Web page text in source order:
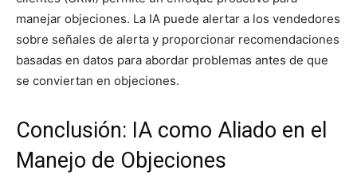
manejar objeciones. La IA puede alertar a los vendedores
sobre señales de alerta y proporcionar recomendaciones
basadas en datos para abordar problemas antes de que
se conviertan en objeciones.
Conclusión: IA como Aliado en el
Manejo de Objeciones